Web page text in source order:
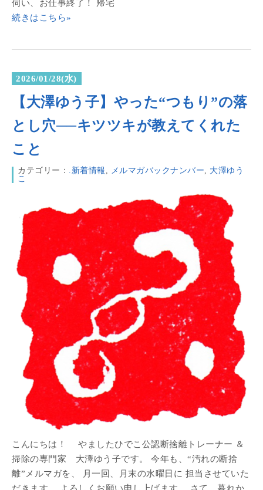
伺い、お仕事終了！ 帰宅
続きはこちら»
2026/01/28(水)
【大澤ゆう子】やった“つもり”の落
とし穴──キツツキが教えてくれた
こと
カテゴリー： .新着情報 , メルマガバックナンバー, 大澤ゆう
こ
こんにちは！ やましたひでこ公認断捨離トレーナー ＆
掃除の専門家 大澤ゆう子です。 今年も、“汚れの断捨
離”メルマガを、 月一回、月末の水曜日に 担当させていた